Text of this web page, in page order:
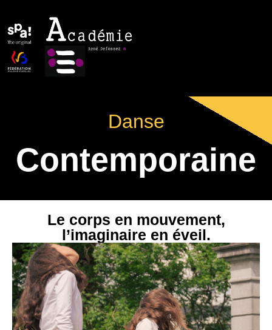
Danse
Contemporaine
Le corps en mouvement,
l’imaginaire en éveil.